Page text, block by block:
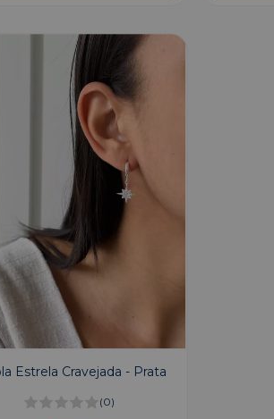
Estrela Cravejada - Prata
(0)